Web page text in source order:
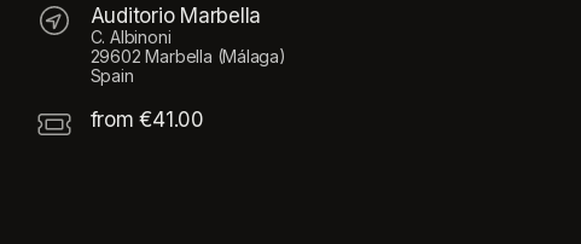
Auditorio Marbella
C. Albinoni
29602 Marbella (Málaga)
Spain
from €41.00